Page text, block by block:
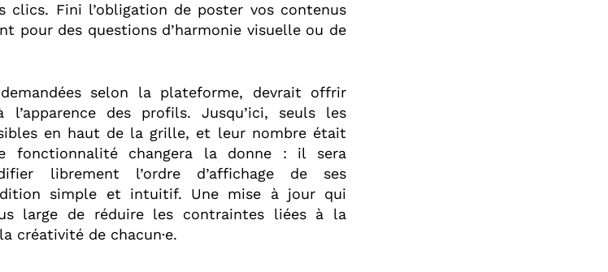
clics. Fini l’obligation de poster vos contenus
pour des questions d’harmonie visuelle ou de
selon la plateforme, devrait offrir
des profils. Jusqu’ici, seuls les
en haut de la grille, et leur nombre était
fonctionnalité changera la donne : il sera
librement l’ordre d’affichage de ses
simple et intuitif. Une mise à jour qui
large de réduire les contraintes liées à la
créativité de chacun·e.